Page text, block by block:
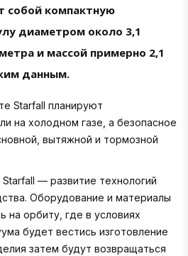
собой компактную
диаметром около 3,1
и массой примерно 2,1
данным.
Starfall планируют
на холодном газе, а безопасное
вытяжной и тормозной
— развитие технологий
Оборудование и материалы
на орбиту, где в условиях
будет вестись изготовление
затем будут возвращаться